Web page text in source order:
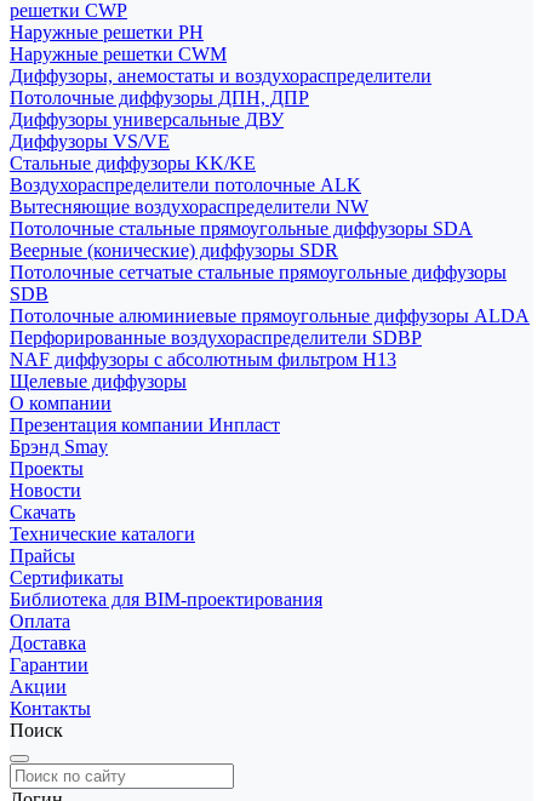
решетки CWP
Наружные решетки РН
Наружные решетки CWM
Диффузоры, анемостаты и воздухораспределители
Потолочные диффузоры ДПН, ДПР
Диффузоры универсальные ДВУ
Диффузоры VS/VE
Стальные диффузоры KK/KE
Воздухораспределители потолочные ALK
Вытесняющие воздухораспределители NW
Потолочные стальные прямоугольные диффузоры SDA
Веерные (конические) диффузоры SDR
Потолочные сетчатые стальные прямоугольные диффузоры
SDB
Потолочные алюминиевые прямоугольные диффузоры ALDA
Перфорированные воздухораспределители SDBP
NAF диффузоры с абсолютным фильтром Н13
Щелевые диффузоры
О компании
Презентация компании Инпласт
Брэнд Smay
Проекты
Новости
Скачать
Технические каталоги
Прайсы
Сертификаты
Библиотека для BIM-проектирования
Оплата
Доставка
Гарантии
Акции
Контакты
Поиск